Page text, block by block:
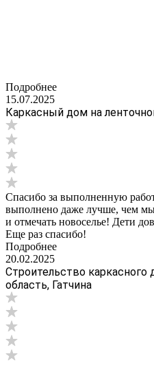
Подробнее
15.07.2025
Каркасный дом на
Спасибо за выполненную
выполнено даже лучше, чем
и отмечать новоселье! Дети
Еще раз спасибо!
Подробнее
20.02.2025
Строительство каркасного
область, Гатчина